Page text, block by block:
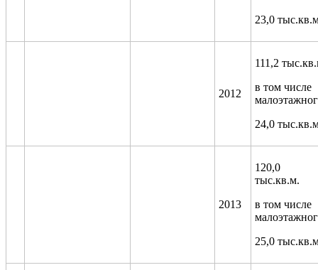
23,0
2012
111,2
в том числе
24,0
2013
120,0
тыс.кв.м.
в том числе
25,0